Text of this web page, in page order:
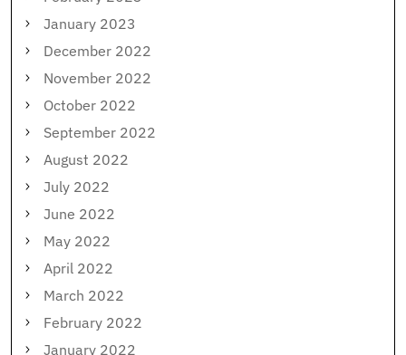
January 2023
December 2022
November 2022
October 2022
September 2022
August 2022
July 2022
June 2022
May 2022
April 2022
March 2022
February 2022
January 2022